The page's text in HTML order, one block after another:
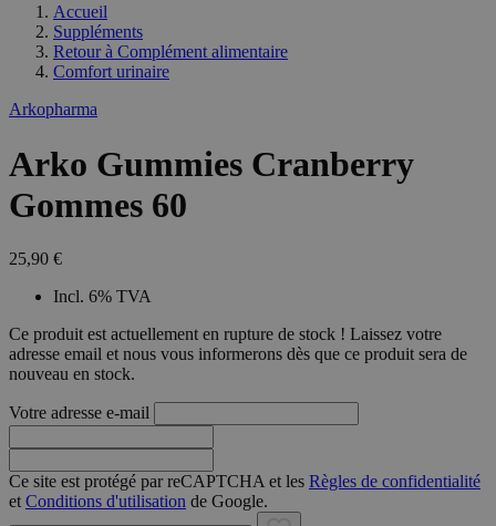
Accueil
Suppléments
Retour à Complément alimentaire
Comfort urinaire
Arkopharma
Arko Gummies Cranberry
Gommes 60
25,90 €
Incl. 6% TVA
Ce produit est actuellement en rupture de stock ! Laissez votre
adresse email et nous vous informerons dès que ce produit sera de
nouveau en stock.
Votre adresse e-mail
Ce site est protégé par reCAPTCHA et les Règles de confidentialité
et Conditions d'utilisation de Google.